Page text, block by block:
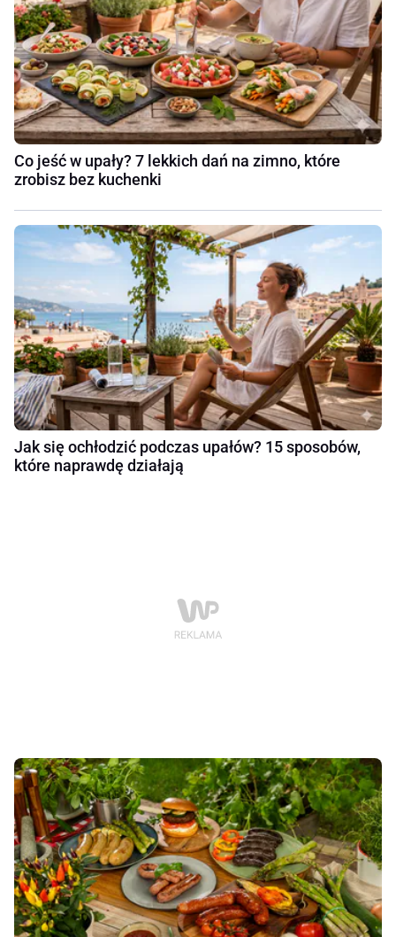
Co jeść w upały? 7 lekkich dań na zimno, które
zrobisz bez kuchenki
Jak się ochłodzić podczas upałów? 15 sposobów,
które naprawdę działają